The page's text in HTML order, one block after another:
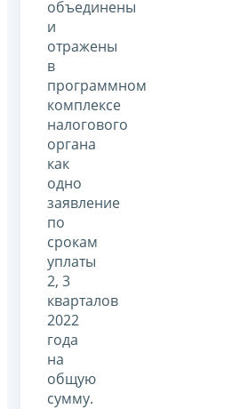
объединены
и
отражены
в
программном
комплексе
налогового
органа
как
одно
заявление
по
срокам
уплаты
2, 3
кварталов
2022
года
на
общую
сумму.